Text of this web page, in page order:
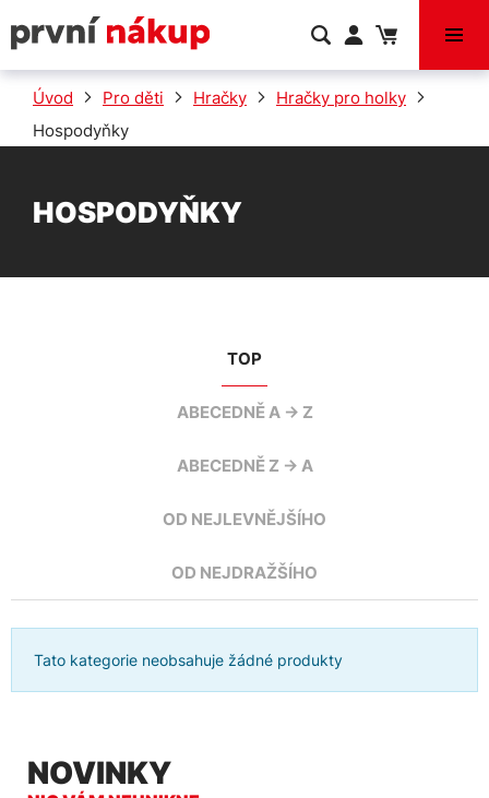
VÝPRODEJ
Úvod Pro děti Hračky
Hračky pro holky
Hospodyňky
HOSPODYŇKY
TOP
ABECEDNĚ A -> Z
ABECEDNĚ Z -> A
OD NEJLEVNĚJŠÍHO
OD NEJDRAŽŠÍHO
Tato kategorie neobsahuje žádné produkty
NOVINKY